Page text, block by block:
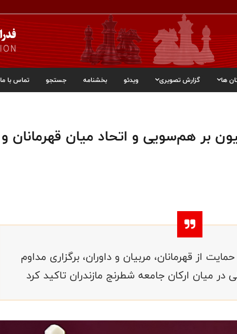
ها گزارش تصویری ویدئو بخشنامه جستجو تماس با ما
بر هم‌سویی و اتحاد میان قهرمانان و
از قهرمانان، مربیان و داوران، برگزاری مداوم
میان ارکان جامعه شطرنج مازندران تاکید کرد